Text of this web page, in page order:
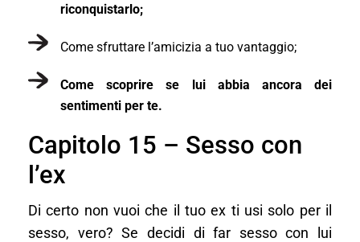
riconquistarlo;
Come sfruttare l’amicizia a tuo vantaggio;
Come scoprire se lui abbia ancora dei
sentimenti per te.
Capitolo 15 – Sesso con
l’ex
Di certo non vuoi che il tuo ex ti usi solo per il
sesso, vero? Se decidi di far sesso con lui